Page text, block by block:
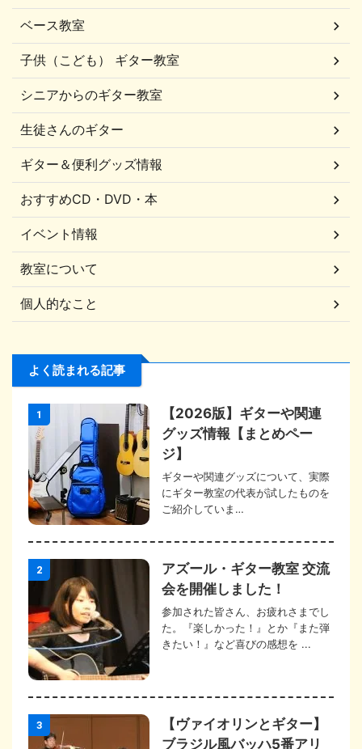
ベース教室
子供（こども） ギター教室
シニアからのギター教室
生徒さんのギター
ギター＆便利グッズ情報
おすすめCD・DVD・本
イベント情報
教室について
個人的なこと
よく読まれる記事
1
【2026版】ギターや関連
グッズ情報【まとめペー
ジ】
ギターや関連グッズについて、実際
にギター教室の代表が試したものを
ご紹介していま…
2
アズール・ギター教室 交流
会を開催しました！
参加された皆さん、お疲れさまでし
た。『楽しかった！』とか『また弾
きたい！』など喜びの感想を ...
3
【ヴァイオリンとギター】
ブラジル風バッハ5番アリ